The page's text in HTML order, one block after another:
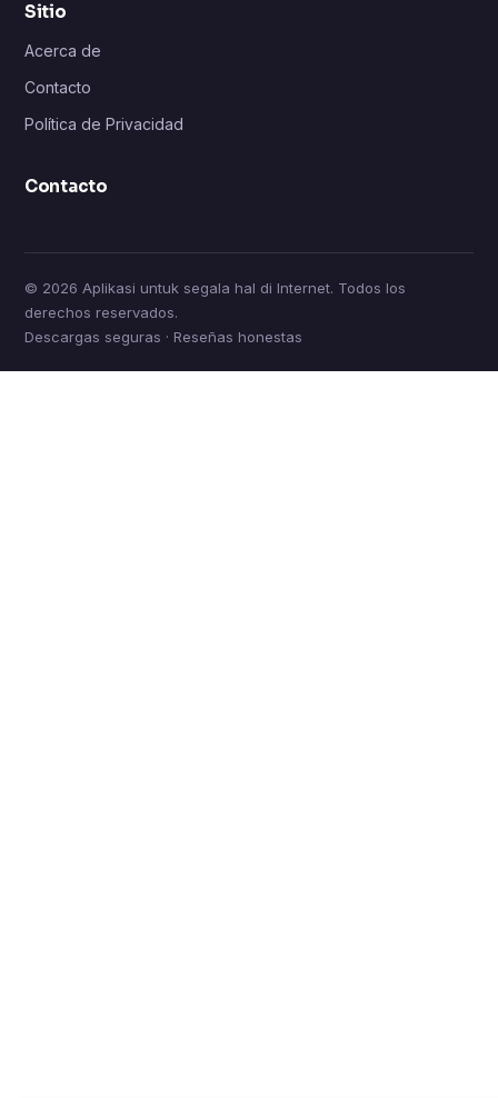
Sitio
Acerca de
Contacto
Política de Privacidad
Contacto
© 2026 Aplikasi untuk segala hal di Internet. Todos los
derechos reservados.
Descargas seguras · Reseñas honestas